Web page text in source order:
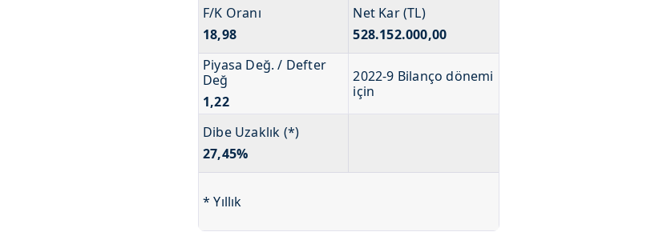
F/K Oranı
18,98
Net Kar (TL)
528.152.000,00
Piyasa Değ. / Defter
Değ
1,22
2022-9 Bilanço dönemi
için
Dibe Uzaklık (*)
27,45%
* Yıllık